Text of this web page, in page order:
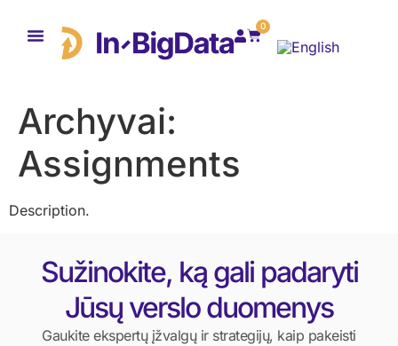
0
Archyvai:
Assignments
Description.
Sužinokite, ką gali padaryti
Jūsų verslo duomenys
Gaukite ekspertų įžvalgų ir strategijų, kaip pakeisti